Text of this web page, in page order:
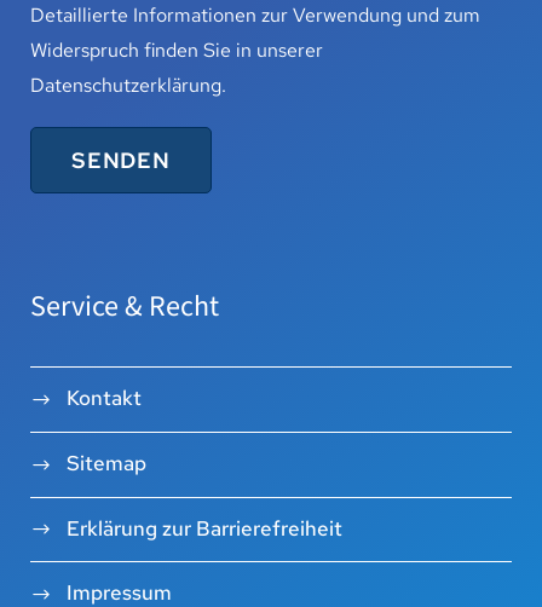
Detaillierte Informationen zur Verwendung und zum
Widerspruch finden Sie in unserer
Datenschutzerklärung.
Service & Recht
Kontakt
Sitemap
Erklärung zur Barrierefreiheit
Impressum